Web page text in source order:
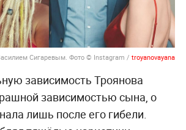
Сигаревым. Фото © Instagram / troyanovayana
зависимость Троянова
зависимостью сына, о
лишь после его гибели.